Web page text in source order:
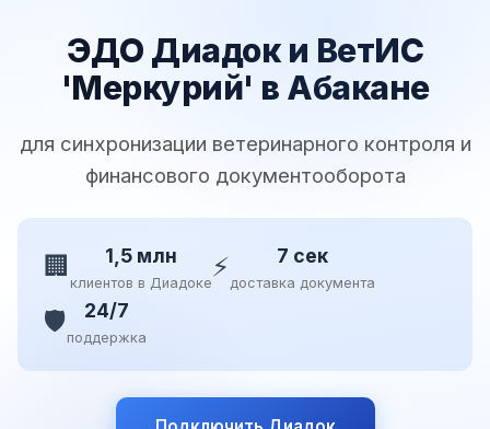
ЭДО Диадок и ВетИС
'Меркурий' в Абакане
для синхронизации ветеринарного контроля и
финансового документооборота
🏢 1,5 млн
клиентов в Диадоке⚡ 7 сек
доставка документа
🛡️ 24/7
поддержка